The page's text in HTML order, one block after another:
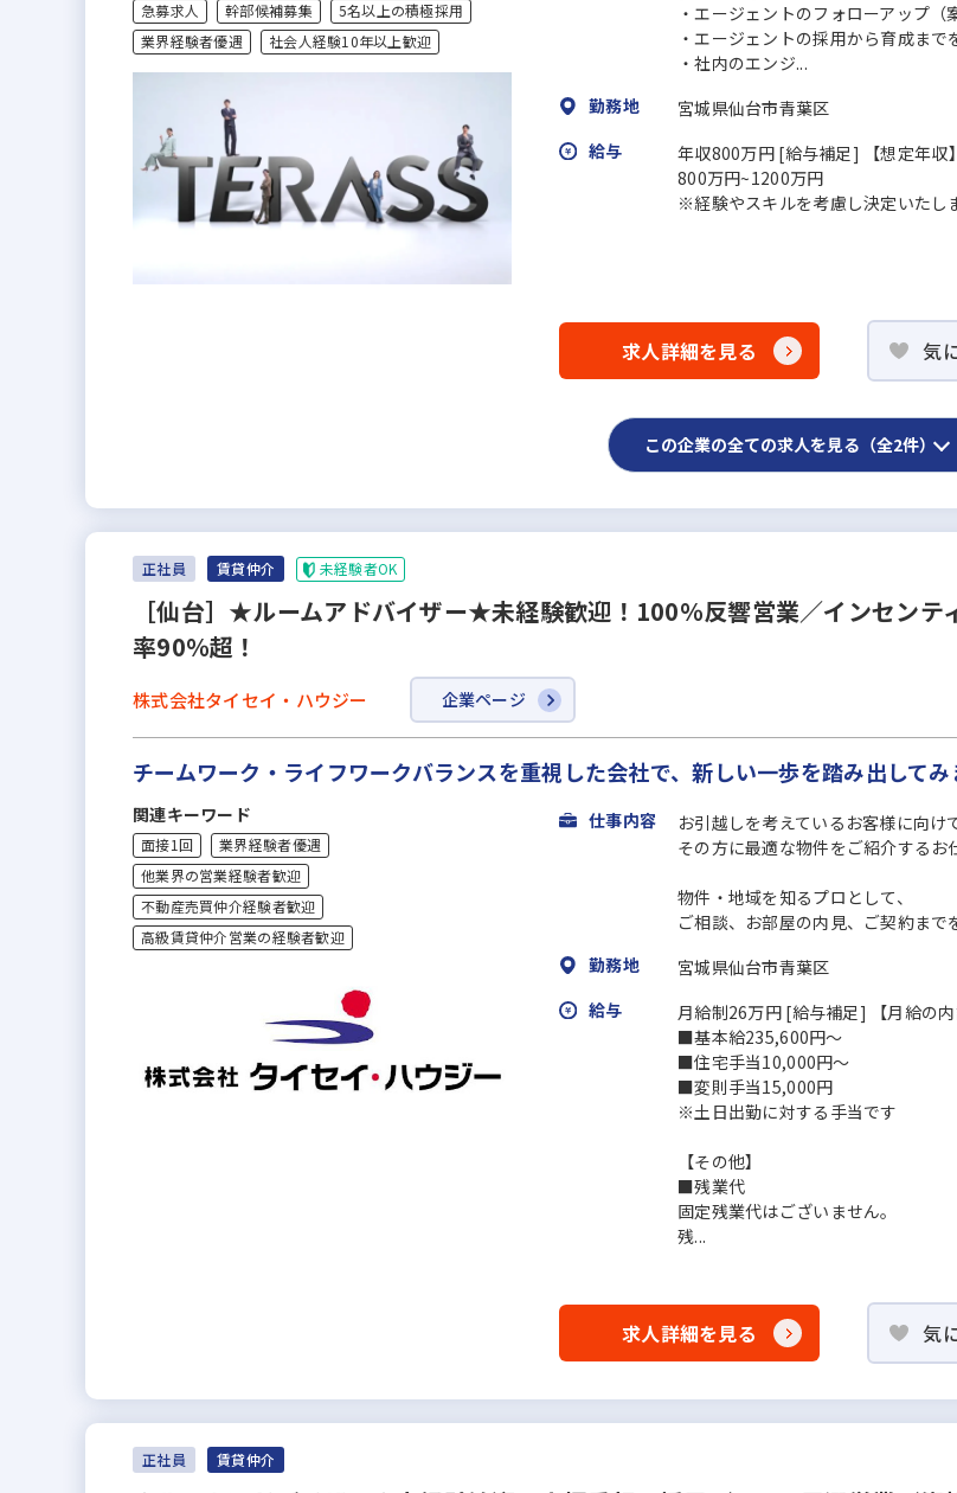
急募求人 幹部候補募集
5名以上の積極採用
業界経験者優遇
社会人経験10年以上歓迎
・エージェントのフォローアップ
・エージェントの採用から育成まで
・社内のエンジ...
勤務地
宮城県仙台市青葉区
給与
年収800万円 [給与補足] 【想定年収】
800万円~1200万円
※経験やスキルを考慮し決定いたし
求人詳細を見る 気
この企業の全ての求人を見る（全2件）
正社員 賃貸仲介 未経験者OK
［仙台］★ルームアドバイザー★未経験歓迎！100％反響営業／インセン
率90％超！
株式会社タイセイ・ハウジー 企業ページ
チームワーク・ライフワークバランスを重視した会社で、新しい一歩を踏み出してみ
関連キーワード
面接1回
業界経験者優遇
他業界の営業経験者歓迎
不動産売買仲介経験者歓迎
高級賃貸仲介営業の経験者歓迎
仕事内容
お引越しを考えているお客様に向け
その方に最適な物件をご紹介するお
物件・地域を知るプロとして、
ご相談、お部屋の内見、ご契約まで
勤務地
宮城県仙台市青葉区
給与
月給制26万円 [給与補足] 【月給の内
■基本給235,600円～
■住宅手当10,000円～
■変則手当15,000円
※土日出勤に対する手当です
【その他】
■残業代
固定残業代はございません。
残...
求人詳細を見る 気
正社員 賃貸仲介